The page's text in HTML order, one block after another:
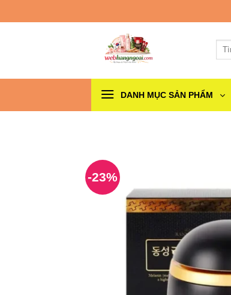
to
Tìm
DANH MỤC SẢN PHẨM
-23%